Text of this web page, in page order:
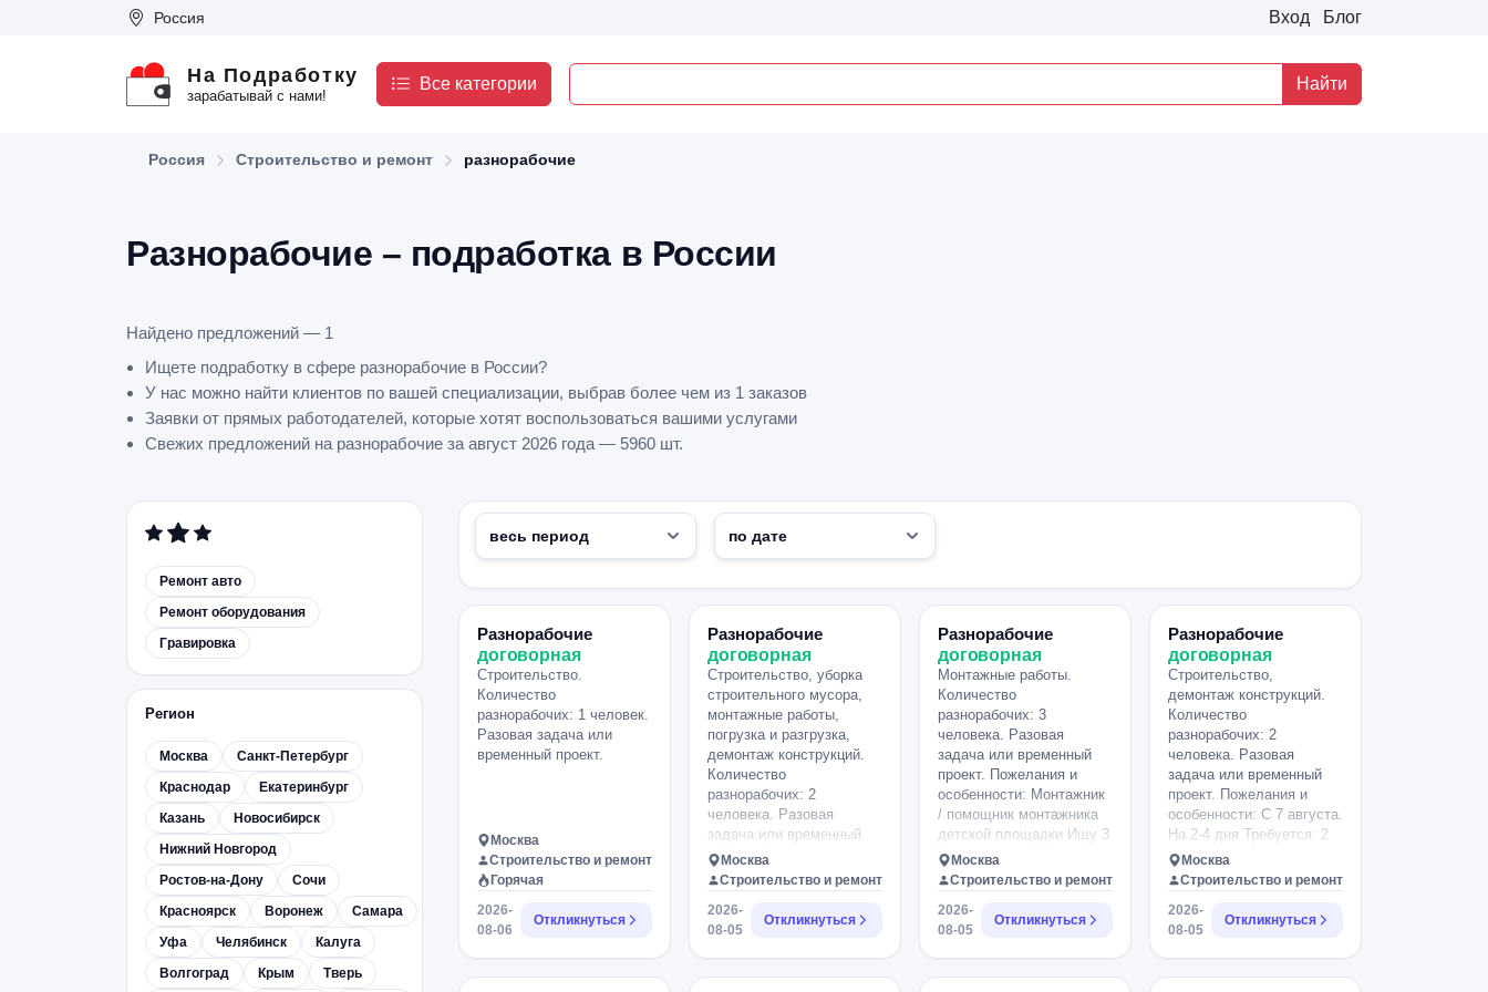
Россия Вход Блог
На Подработку
зарабатывай с нами!
Все категории Найти
Россия Строительство и ремонт разнорабочие
Разнорабочие – подработка в России
Найдено предложений — 1
Ищете подработку в сфере разнорабочие в России?
У нас можно найти клиентов по вашей специализации, выбрав более чем из 1 заказов
Заявки от прямых работодателей, которые хотят воспользоваться вашими услугами
Свежих предложений на разнорабочие за август 2026 года — 5960 шт.
Ремонт авто
Ремонт оборудования
Гравировка
Регион
Москва
Санкт-Петербург
Краснодар
Екатеринбург
Казань
Новосибирск
Нижний Новгород
Ростов-на-Дону
Сочи
Красноярск
Воронеж
Самара
Уфа
Челябинск
Калуга
Волгоград
Крым
Тверь
Разнорабочие
договорная
Строительство.
Количество
разнорабочих: 1 человек.
Разовая задача или
временный проект.
Москва
Строительство и ремонт
Горячая
2026-
08-06
Откликнуться
Разнорабочие
договорная
Строительство, уборка
строительного мусора,
монтажные работы,
погрузка и разгрузка,
демонтаж конструкций.
Количество
разнорабочих: 2
человека. Разовая
задача или временный
проект. Пожелания и
особенности: С 7 августа.
На 2-4 дня Требуется: 2
разнорабочих, с
легковым автомобилем и
прицепом или газелью.
Решаем вопрос по
Москва
Строительство и ремонт
2026-
08-05
Откликнуться
Разнорабочие
договорная
Монтажные работы.
Количество
разнорабочих: 3
человека. Разовая
задача или временный
проект. Пожелания и
особенности: Монтажник
/ помощник монтажника
детской площадки Ищу 3
толковых разнорабочих
для монтажа
современной детской
площадки. На объекте
буду я и еще один
бригадир. Мы
занимаемся разметкой и
Москва
Строительство и ремонт
2026-
08-05
Откликнуться
Разнорабочие
договорная
Строительство,
демонтаж конструкций.
Количество
разнорабочих: 2
человека. Разовая
задача или временный
проект. Пожелания и
особенности: С 7 августа.
На 2-4 дня Требуется: 2
разнорабочих
Покрасочные работы.
Умение работать в
команде. Слесарные
знания. Демонтаж/
Монтаж металлических
ворот. Погрузо/
Москва
Строительство и ремонт
2026-
08-05
Откликнуться